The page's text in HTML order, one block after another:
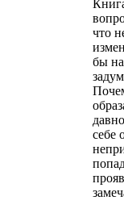
что
бы
себе